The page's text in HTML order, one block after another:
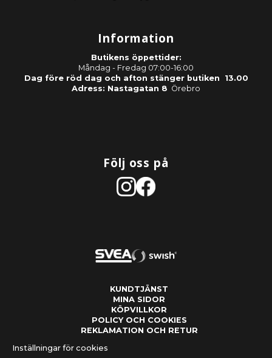
Information
Butikens öppettider:
Måndag - Fredag 07:00-16:00
Dag före röd dag och afton stänger butiken 13.00
Adress: Nastagatan 8 Örebro
Följ oss på
KUNDTJÄNST
MINA SIDOR
KÖPVILLKOR
POLICY OCH COOKIES
REKLAMATION OCH RETUR
Inställningar för cookies